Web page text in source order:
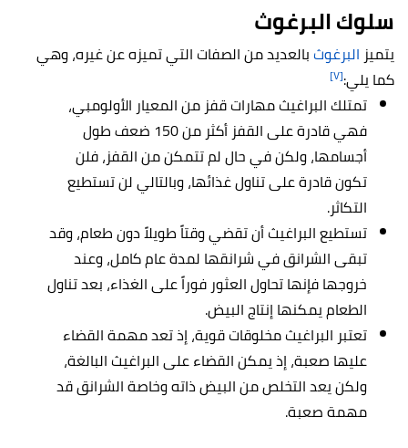
سلوكالبرغوث
يتميز البرغوثبالعديد من الصفات التي تميزه عن غيره، وهي
كما يلي:[٧]
تمتلك البراغيث مهارات قفز من المعيار الأولومبي،
فهي قادرة على القفز أكثر من 150 ضعف طول
أجسامها، ولكن في حال لم تتمكن من القفز، فلن
تكون قادرة على تناول غذائها، وبالتالي لن تستطيع
التكاثر.
تستطيع البراغيث أن تقضي وقتاً طويلاً دون طعام، وقد
تبقى الشرانق في شرانقها لمدة عام كامل، وعند
خروجها فإنها تحاول العثور فوراً على الغذاء، بعد تناول
الطعام يمكنها إنتاج البيض.
تعتبر البراغيث مخلوقات قوية، إذ تعد مهمة القضاء
عليها صعبة، إذ يمكن القضاء على البراغيث البالغة،
ولكن يعد التخلص من البيض ذاته وخاصة الشرانق قد
مهمة صعبة.